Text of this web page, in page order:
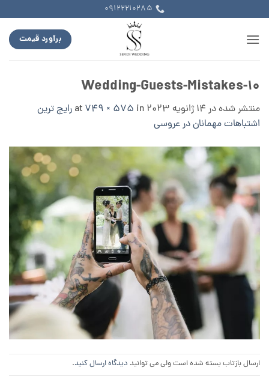
to
content
09122210285
برآورد قیمت
Wedding-Guests-Mistakes-10
منتشر شده در 14 ژانویه 2023 749 × 575 in
رایج ترین
اشتباهات مهمانان در عروسی
ارسال بازتاب بسته شده است ولی می توانید دیدگاه ارسال کنید.